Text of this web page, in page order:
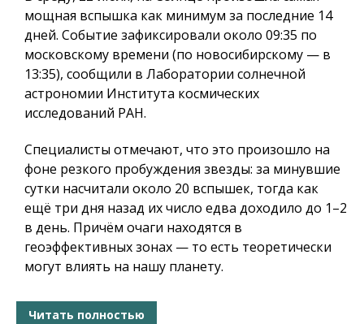
мощная вспышка как минимум за последние 14
дней. Событие зафиксировали около 09:35 по
московскому времени (по новосибирскому — в
13:35), сообщили в Лаборатории солнечной
астрономии Института космических
исследований РАН.
Специалисты отмечают, что это произошло на
фоне резкого пробуждения звезды: за минувшие
сутки насчитали около 20 вспышек, тогда как
ещё три дня назад их число едва доходило до 1–2
в день. Причём очаги находятся в
геоэффективных зонах — то есть теоретически
могут влиять на нашу планету.
Читать полностью